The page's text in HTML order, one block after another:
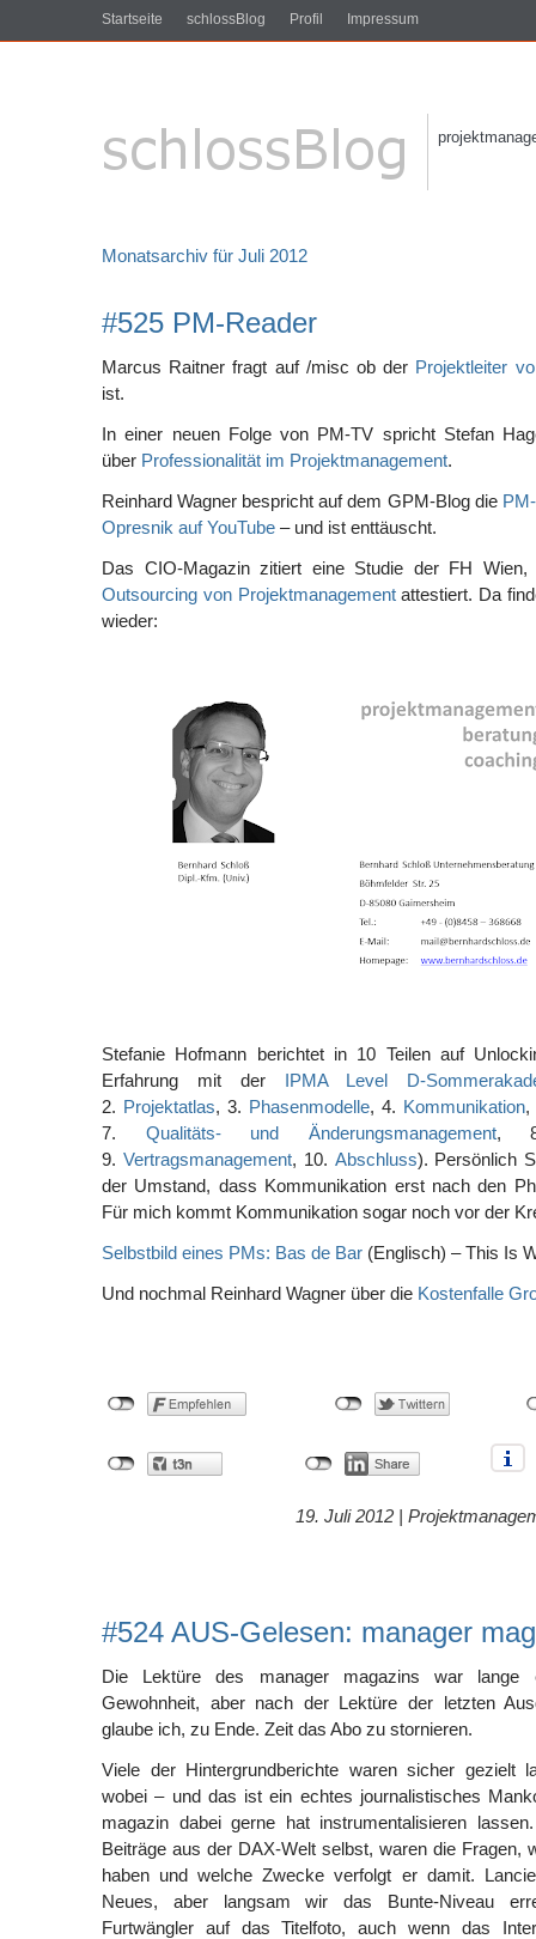
Startseite schlossBlog Profil Impressum
Monatsarchiv für Juli 2012
#525 PM-Reader
Marcus Raitner fragt auf /misc ob der Projektleiter
ist.
In einer neuen Folge von PM-TV spricht Stefan
über Professionalität im Projektmanagement.
Reinhard Wagner bespricht auf dem GPM-Blog die
Opresnik auf YouTube – und ist enttäuscht.
Das CIO-Magazin zitiert eine Studie der FH
Outsourcing von Projektmanagementattestiert. Da
wieder:
Stefanie Hofmann berichtet in 10 Teilen auf
Erfahrung mit der IPMA Level D-
2. Projektatlas, 3. Phasenmodelle, 4. Kommunikation,
7. Qualitäts- und Änderungsmanagement,
9. Vertragsmanagement, 10. Abschluss). Persönlich
der Umstand, dass Kommunikation erst nach den
Für mich kommt Kommunikation sogar noch vor der
Selbstbild eines PMs: Bas de Bar (Englisch) – This Is
Und nochmal Reinhard Wagner über die Kostenfalle
19. Juli 2012 |
#524 AUS-Gelesen: manager
Die Lektüre des manager magazins war lange
Gewohnheit, aber nach der Lektüre der letzten
glaube ich, zu Ende. Zeit das Abo zu stornieren.
Viele der Hintergrundberichte waren sicher gezielt
wobei – und das ist ein echtes journalistisches
magazin dabei gerne hat instrumentalisieren
Beiträge aus der DAX-Welt selbst, waren die Fragen,
haben und welche Zwecke verfolgt er damit.
Neues, aber langsam wir das Bunte-Niveau
Furtwängler auf das Titelfoto, auch wenn das